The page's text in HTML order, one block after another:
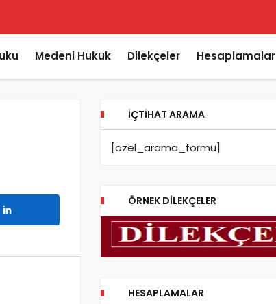
Medeni Hukuk Dilekçeler Hesaplamalar
İÇTIHAT ARAMA
[ozel_arama_formu]
ÖRNEK DILEKÇELER
HESAPLAMALAR